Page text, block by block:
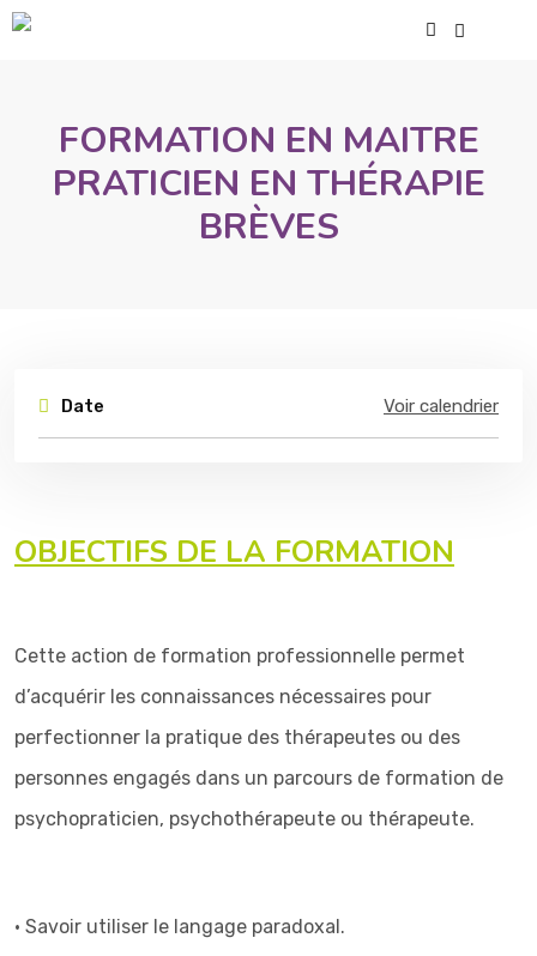
FORMATION EN MAITRE
PRATICIEN EN THÉRAPIE
BRÈVES
Date Voir calendrier
OBJECTIFS DE LA FORMATION
Cette action de formation professionnelle permet
d’acquérir les connaissances nécessaires pour
perfectionner la pratique des thérapeutes ou des
personnes engagés dans un parcours de formation de
psychopraticien, psychothérapeute ou thérapeute.
• Savoir utiliser le langage paradoxal.